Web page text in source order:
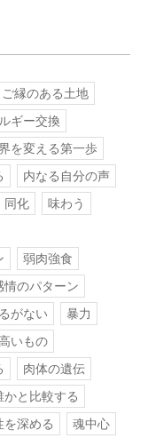
ご縁のある土地
ギー交換
を変える第一歩
内なる自分の声
同化
味わう
弱肉強食
情のパターン
がない
暴力
いもの
肉体の遺伝
かと比較する
を深める 魂中心